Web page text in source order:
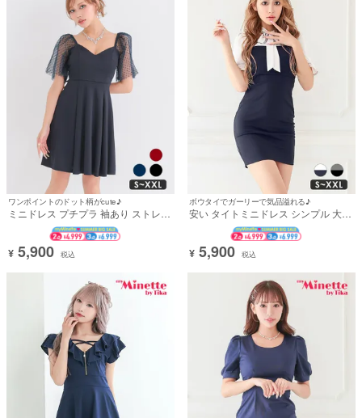
ワンポイントのドット柄がcute♪
ミニドレス プチプラ 袖あり ストレッ
チ 半袖 シースルー 新人 ドット柄 背
中魅せ 低身長 二の腕カバー Aライン
ネイビー 安い XXL 大きいサイズ キャ
バドレス (きぃぃりぷ着用) [th-
md10927a]
¥ 5,900 税込
ボウタイでガーリーで気品溢れる♪
安い タイトミニドレス シンプル 大き
いサイズ 大人 上品 フリル 半袖 ボウ
タイ バイカラー 胸元カバー プチプラ
キャバドレス (波北かほ着用)
¥ 5,900 税込